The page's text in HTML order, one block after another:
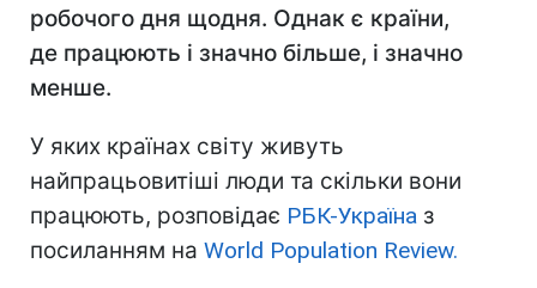
робочого дня щодня. Однак є країни,
де працюють і значно більше, і значно
менше.
У яких країнах світу живуть
найпрацьовитіші люди та скільки вони
працюють, розповідає РБК-Україна з
посиланням на World Population Review.